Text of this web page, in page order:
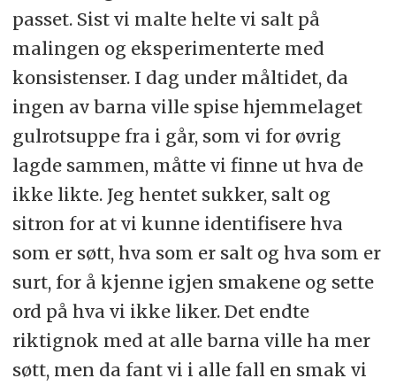
passet. Sist vi malte helte vi salt på
malingen og eksperimenterte med
konsistenser. I dag under måltidet, da
ingen av barna ville spise hjemmelaget
gulrotsuppe fra i går, som vi for øvrig
lagde sammen, måtte vi finne ut hva de
ikke likte. Jeg hentet sukker, salt og
sitron for at vi kunne identifisere hva
som er søtt, hva som er salt og hva som er
surt, for å kjenne igjen smakene og sette
ord på hva vi ikke liker. Det endte
riktignok med at alle barna ville ha mer
søtt, men da fant vi i alle fall en smak vi